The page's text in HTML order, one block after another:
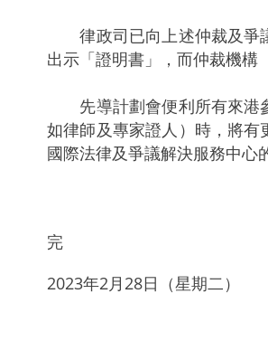
律政司已向上述仲裁及爭
出示「證明書」，而仲裁機構
先導計劃會便利所有來港
如律師及專家證人）時，將
國際法律及爭議解決服務中心
完
2023年2月28日（星期二）